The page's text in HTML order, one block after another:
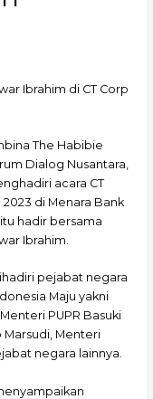
Ibrahim di CT Corp
The Habibie
Dialog Nusantara,
acara CT
di Menara Bank
hadir bersama
Ibrahim.
pejabat negara
Maju yakni
PUPR Basuki
Menteri
negara lainnya.